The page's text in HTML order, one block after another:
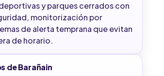
y parques cerrados con
monitorización por
de alerta temprana que evitan
de horario.
de Barañain